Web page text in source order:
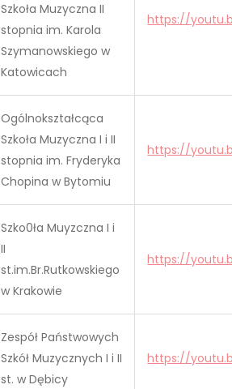
Szkoła Muzyczna II
stopnia im. Karola
Szymanowskiego w
Katowicach
https://
Ogólnokształcąca
Szkoła Muzyczna I i II
stopnia im. Fryderyka
Chopina w Bytomiu
https://
Szko0ła Muyzczna I i
II
st.im.Br.Rutkowskiego
w Krakowie
https://
Zespół Państwowych
Szkół Muzycznych I i II
st. w Dębicy
https://